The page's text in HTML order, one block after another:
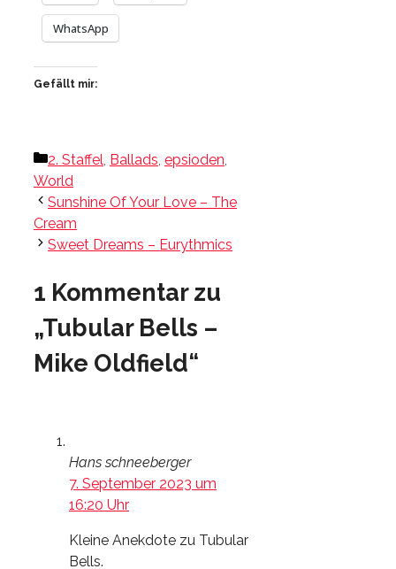
WhatsApp
Gefällt mir:
Kategorien
2. Staffel, Ballads, epsioden,
World
Sunshine Of Your Love – The
Cream
Sweet Dreams – Eurythmics
1 Kommentar zu
„Tubular Bells –
Mike Oldfield“
Hans schneeberger
7. September 2023 um
16:20 Uhr
Kleine Anekdote zu Tubular
Bells.